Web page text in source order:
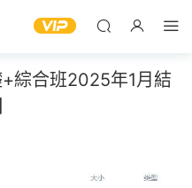
綜合班2025年1月結